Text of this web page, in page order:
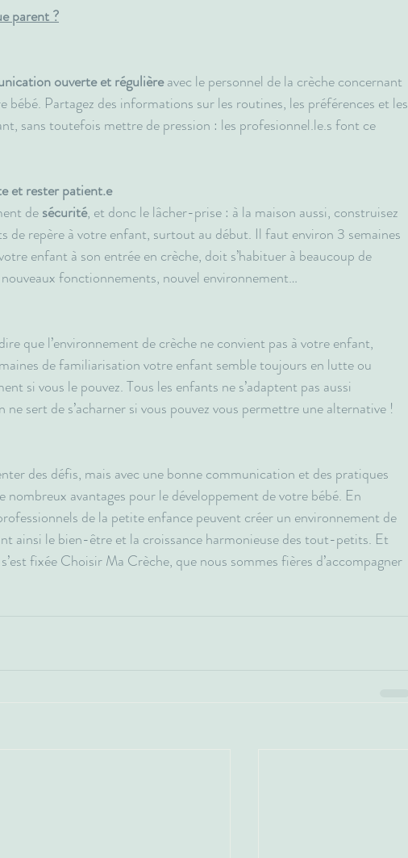
parent ?
ouverte et régulière avec le personnel de la crèche concernant
bébé. Partagez des informations sur les routines, les préférences et les
sans toutefois mettre de pression : les profesionnel.le.s font ce
et rester patient.e
de sécurité, et donc le lâcher-prise : à la maison aussi, construisez
de repère à votre enfant, surtout au début. Il faut environ 3 semaines
enfant à son entrée en crèche, doit s’habituer à beaucoup de
fonctionnements, nouvel environnement…
que l’environnement de crèche ne convient pas à votre enfant,
de familiarisation votre enfant semble toujours en lutte ou
si vous le pouvez. Tous les enfants ne s’adaptent pas aussi
sert de s’acharner si vous pouvez vous permettre une alternative !
des défis, mais avec une bonne communication et des pratiques
avantages pour le développement de votre bébé. En
de la petite enfance peuvent créer un environnement de
ainsi le bien-être et la croissance harmonieuse des tout-petits. Et
fixée Choisir Ma Crèche, que nous sommes fières d’accompagner